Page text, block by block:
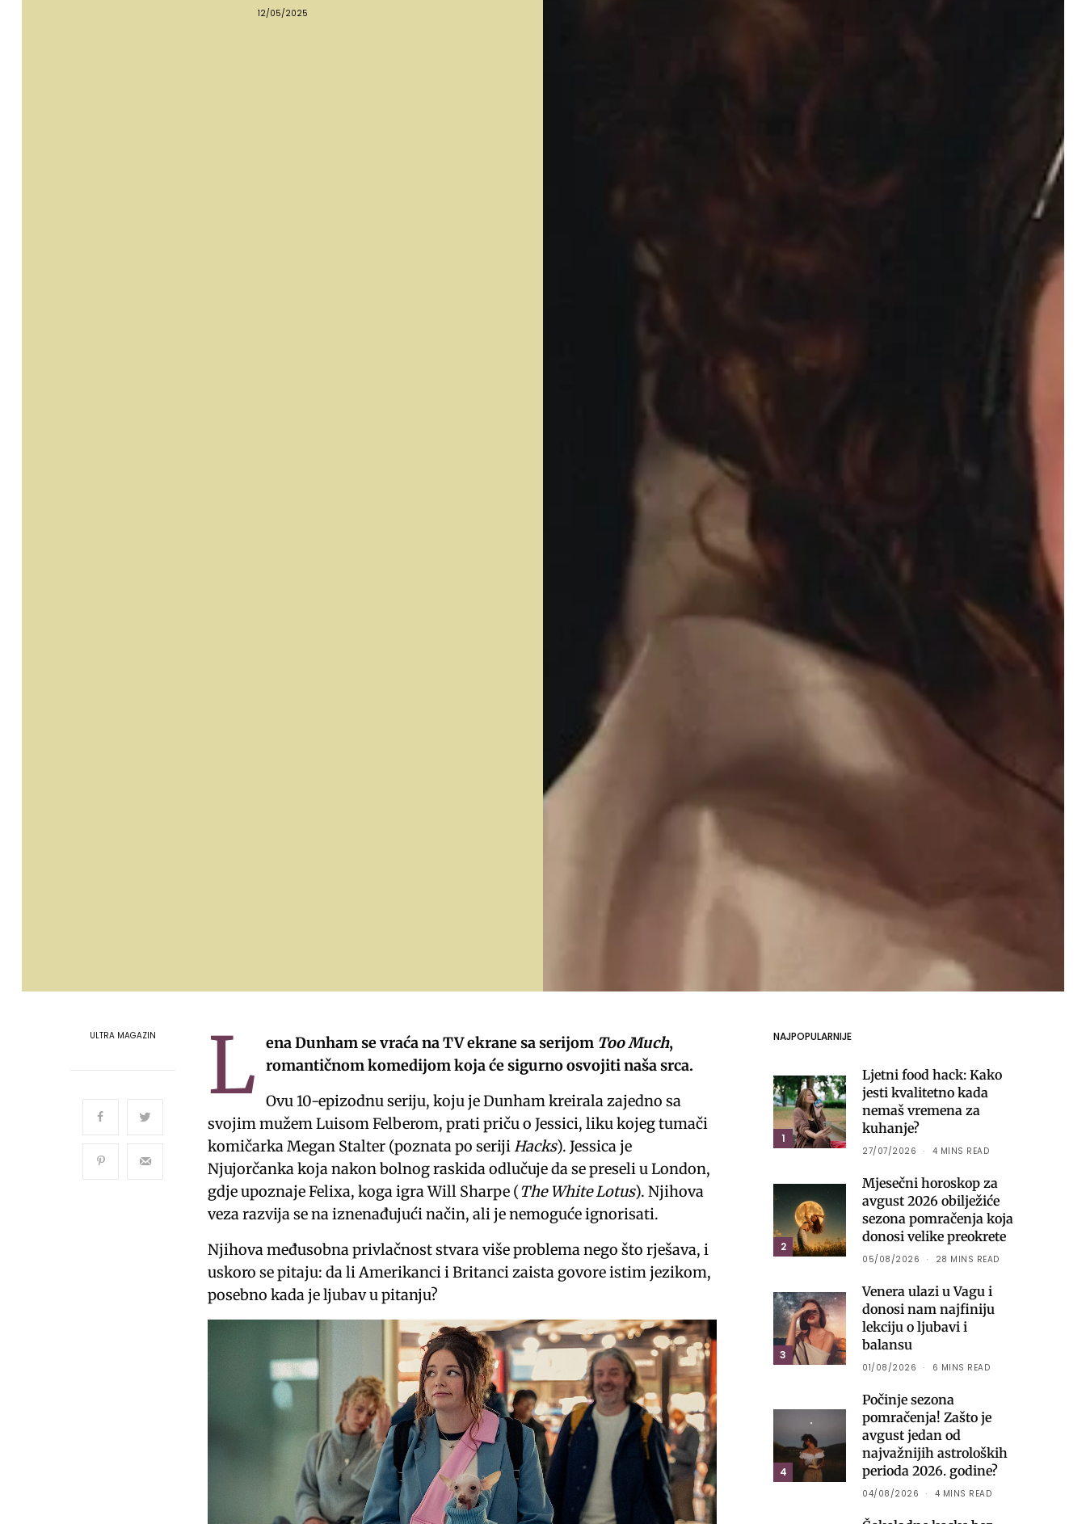
12/05/2025
ULTRA MAGAZIN L ena Dunham se vraća na TV ekrane sa serijom Too Much,
romantičnom komedijom koja će sigurno osvojiti naša srca.
Ovu 10-epizodnu seriju, koju je Dunham kreirala zajedno sa
svojim mužem Luisom Felberom, prati priču o Jessici, liku kojeg tumači
komičarka Megan Stalter (poznata po serijiHacks). Jessica je
Njujorčanka koja nakon bolnog raskida odlučuje da se preseli u London,
gdje upoznaje Felixa, koga igra Will Sharpe (The White Lotus). Njihova
veza razvija se na iznenađujući način, ali je nemoguće ignorisati.
Njihova međusobna privlačnost stvara više problema nego što rješava, i
uskoro se pitaju: da li Amerikanci i Britanci zaista govore istim jezikom,
posebno kada je ljubav u pitanju?
NAJPOPULARNIJE
1
Ljetni food hack: Kako
jesti kvalitetno kada
nemaš vremena za
kuhanje?
27/07/2026 4 MINS READ
2
Mjesečni horoskop za
avgust 2026 obilježiće
sezona pomračenja koja
donosi velike preokrete
05/08/2026 28 MINS READ
3
Venera ulazi u Vagu i
donosi nam najfiniju
lekciju o ljubavi i
balansu
01/08/2026 6 MINS READ
4
Počinje sezona
pomračenja! Zašto je
avgust jedan od
najvažnijih astroloških
perioda 2026. godine?
04/08/2026 4 MINS READ